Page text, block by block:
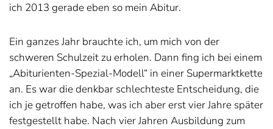
ich 2013 gerade eben so mein Abitur.
Ein ganzes Jahr brauchte ich, um mich von der
schweren Schulzeit zu erholen. Dann fing ich bei einem
„Abiturienten-Spezial-Modell“ in einer Supermarktkette
an. Es war die denkbar schlechteste Entscheidung, die
ich je getroffen habe, was ich aber erst vier Jahre später
festgestellt habe. Nach vier Jahren Ausbildung zum